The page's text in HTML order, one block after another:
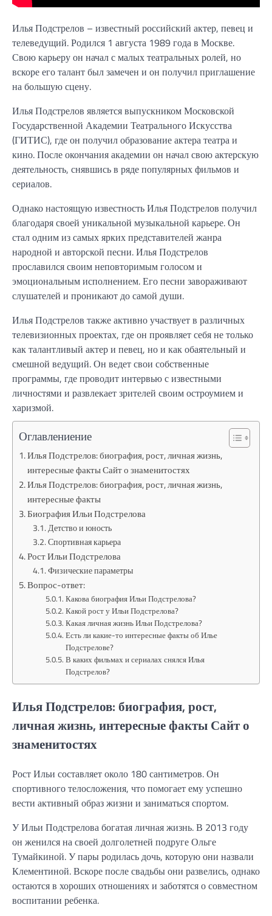
Илья Подстрелов – известный российский актер, певец и
телеведущий. Родился 1 августа 1989 года в Москве.
Свою карьеру он начал с малых театральных ролей, но
вскоре его талант был замечен и он получил приглашение
на большую сцену.
Илья Подстрелов является выпускником Московской
Государственной Академии Театрального Искусства
(ГИТИС), где он получил образование актера театра и
кино. После окончания академии он начал свою актерскую
деятельность, снявшись в ряде популярных фильмов и
сериалов.
Однако настоящую известность Илья Подстрелов получил
благодаря своей уникальной музыкальной карьере. Он
стал одним из самых ярких представителей жанра
народной и авторской песни. Илья Подстрелов
прославился своим неповторимым голосом и
эмоциональным исполнением. Его песни завораживают
слушателей и проникают до самой души.
Илья Подстрелов также активно участвует в различных
телевизионных проектах, где он проявляет себя не только
как талантливый актер и певец, но и как обаятельный и
смешной ведущий. Он ведет свои собственные
программы, где проводит интервью с известными
личностями и развлекает зрителей своим остроумием и
харизмой.
Оглавлениение
Илья Подстрелов: биография, рост, личная жизнь,
интересные факты Сайт о знаменитостях
Илья Подстрелов: биография, рост, личная жизнь,
интересные факты
Биография Ильи Подстрелова
Детство и юность
Спортивная карьера
Рост Ильи Подстрелова
Физические параметры
Вопрос-ответ:
Какова биография Ильи Подстрелова?
Какой рост у Ильи Подстрелова?
Какая личная жизнь Ильи Подстрелова?
Есть ли какие-то интересные факты об Илье
Подстрелове?
В каких фильмах и сериалах снялся Илья
Подстрелов?
Илья Подстрелов: биография, рост,
личная жизнь, интересные факты Сайт о
знаменитостях
Рост Ильи составляет около 180 сантиметров. Он
спортивного телосложения, что помогает ему успешно
вести активный образ жизни и заниматься спортом.
У Ильи Подстрелова богатая личная жизнь. В 2013 году
он женился на своей долголетней подруге Ольге
Тумайкиной. У пары родилась дочь, которую они назвали
Клементиной. Вскоре после свадьбы они развелись, однако
остаются в хороших отношениях и заботятся о совместном
воспитании ребенка.